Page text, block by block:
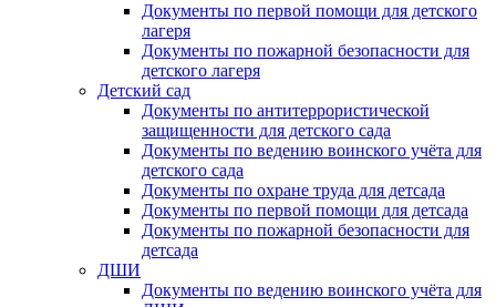
Документы по первой помощи для детского
лагеря
Документы по пожарной безопасности для
детского лагеря
Детский сад
Документы по антитеррористической
защищенности для детского сада
Документы по ведению воинского учёта для
детского сада
Документы по охране труда для детсада
Документы по первой помощи для детсада
Документы по пожарной безопасности для
детсада
ДШИ
Документы по ведению воинского учёта для